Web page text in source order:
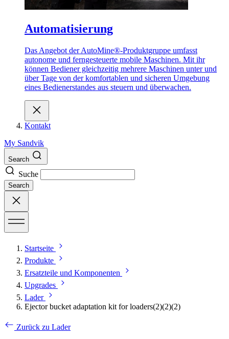
Automatisierung
Das Angebot der AutoMine®-Produktgruppe umfasst
autonome und ferngesteuerte mobile Maschinen. Mit ihr
können Bediener gleichzeitig mehrere Maschinen unter und
über Tage von der komfortablen und sicheren Umgebung
eines Bedienerstandes aus steuern und überwachen.
Kontakt
My Sandvik
Search
Suche
Search
Startseite
Produkte
Ersatzteile und Komponenten
Upgrades
Lader
Ejector bucket adaptation kit for loaders(2)(2)(2)
Zurück zu Lader